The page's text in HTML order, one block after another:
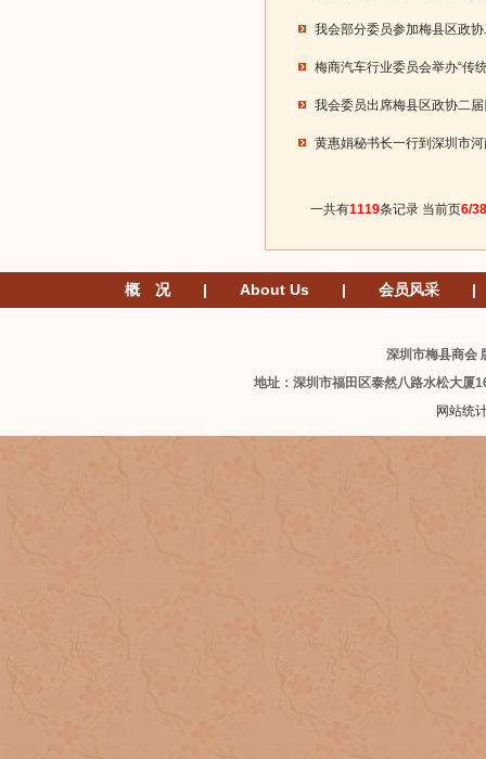
我会部分委员参加梅县区政
梅商汽车行业委员会举办“传
我会委员出席梅县区政协二
黄惠娟秘书长一行到深圳市
一共有1119条记录 当前页6/38
概 况 | About Us | 会员风采 |
深圳市梅县商
地址：深圳市福田区泰然八路水松大厦
网站统